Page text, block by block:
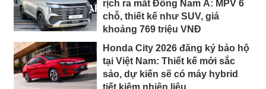
rịch ra mắt Đông Nam Á: MPV 6
chỗ, thiết kế như SUV, giá
khoảng 769 triệu VNĐ
Honda City 2026 đăng ký bảo hộ
tại Việt Nam: Thiết kế mới sắc
sảo, dự kiến sẽ có máy hybrid
tiết kiệm nhiên liệu